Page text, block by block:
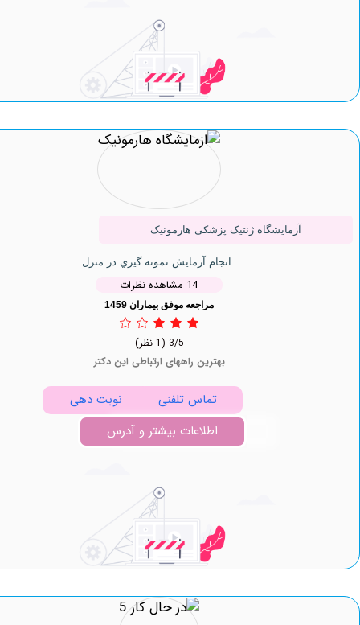
آزمایشگاه ژنتیک پزشکی هارمونیک
انجام آزمایش نمونه گيري در منزل
مراجعه موفق بیماران 1459
بهترین راههای ارتباطی این دکتر
تماس تلفنی
نوبت دهی
اطلاعات بیشتر و آدرس